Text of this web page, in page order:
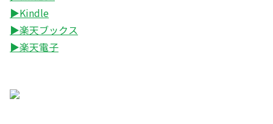
▶Kindle
▶楽天ブックス
▶楽天電子